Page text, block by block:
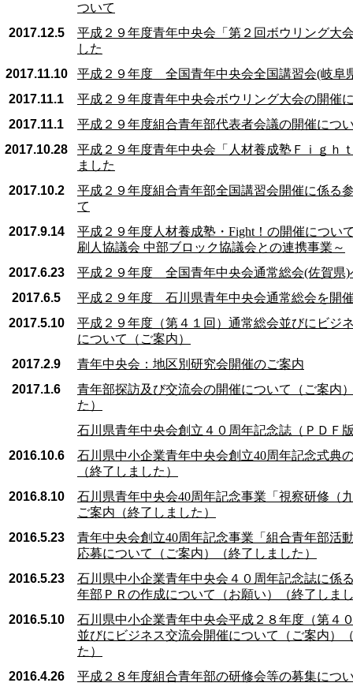
ついて
2017.12.5
平成２９年度青年中央会「第２回ボウリング大
した
2017.11.10
平成２９年度 全国青年中央会全国講習会(岐阜
2017.11.1
平成２９年度青年中央会ボウリング大会の開催
2017.11.1
平成２９年度組合青年部代表者会議の開催につ
2017.10.28
平成２９年度青年中央会「人材養成塾Ｆｉｇｈ
ました
2017.10.2
平成２９年度組合青年部全国講習会開催に係る
て
2017.9.14
平成２９年度人材養成塾・Fight！の開催につい
刷人協議会 中部ブロック協議会との連携事業～
2017.6.23
平成２９年度 全国青年中央会通常総会(佐賀県)
2017.6.5
平成２９年度 石川県青年中央会通常総会を開
2017.5.10
平成２９年度（第４１回）通常総会並びにビジ
について（ご案内）
2017.2.9
青年中央会：地区別研究会開催のご案内
2017.1.6
青年部探訪及び交流会の開催について（ご案内
た）
石川県青年中央会創立４０周年記念誌（ＰＤＦ
2016.10.6
石川県中小企業青年中央会創立40周年記念式典
（終了しました）
2016.8.10
石川県青年中央会40周年記念事業「視察研修（
ご案内（終了しました）
2016.5.23
青年中央会創立40周年記念事業「組合青年部活
応募について（ご案内）（終了しました）
2016.5.23
石川県中小企業青年中央会４０周年記念誌に係
年部ＰＲの作成について（お願い）（終了しま
2016.5.10
石川県中小企業青年中央会平成２８年度（第４
並びにビジネス交流会開催について（ご案内）
た）
2016.4.26
平成２８年度組合青年部の研修会等の募集につ